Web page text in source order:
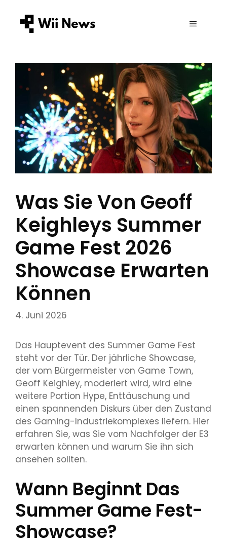
Inhalt
springen
MENÜ
Was Sie Von Geoff
Keighleys Summer
Game Fest 2026
Showcase Erwarten
Können
4. Juni 2026
Das Hauptevent des Summer Game Fest
steht vor der Tür. Der jährliche Showcase,
der vom Bürgermeister von Game Town,
Geoff Keighley, moderiert wird, wird eine
weitere Portion Hype, Enttäuschung und
einen spannenden Diskurs über den Zustand
des Gaming-Industriekomplexes liefern. Hier
erfahren Sie, was Sie vom Nachfolger der E3
erwarten können und warum Sie ihn sich
ansehen sollten.
Wann Beginnt Das
Summer Game Fest-
Showcase?